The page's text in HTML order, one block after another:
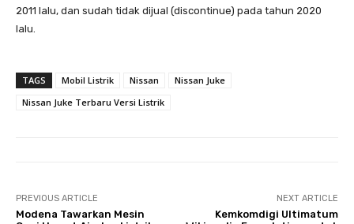
2011 lalu, dan sudah tidak dijual (discontinue) pada tahun 2020
lalu.
TAGS Mobil Listrik Nissan
Nissan Juke
Nissan Juke Terbaru Versi Listrik
PREVIOUS ARTICLE
Modena Tawarkan Mesin
NEXT ARTICLE
Kemkomdigi Ultimatum